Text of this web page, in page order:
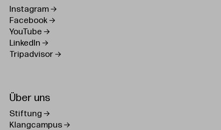
Instagram
Facebook
YouTube
LinkedIn
Tripadvisor
Über uns
Stiftung
Klangcampus